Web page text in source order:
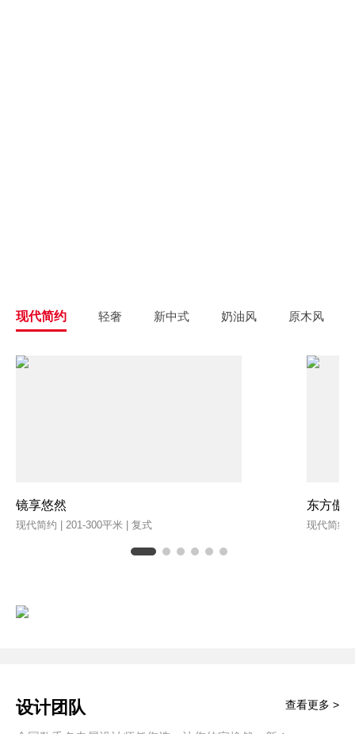
现代简约 轻奢 新中式 奶油风 原木风
镜享悠然
现代简约 | 201-300平米 | 复式
东方傲
现代简约
设计团队 查看更多 >